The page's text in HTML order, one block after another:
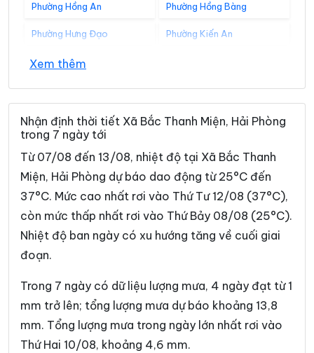
Phường Hồng An Phường Hồng Bàng
Phường Hưng Đạo Phường Kiến An
Phường Kinh Môn
Phường Lê Đại Hành Phường Lê Ích Mộc
Phường Lê Thanh Nghị Phường Lưu Kiếm
Phường Nam Đồ Sơn
Phường Nam Triệu Phường Ngô Quyền
Phường Nguyễn Đại Năng Phường Nguyễn Trãi
Phường Nhị Chiểu Phường Phạm Sư Mạnh
Phường Phù Liễn
Phường Thạch Khôi Phường Thành Đông
Phường Thiên Hương Phường Thuỷ Nguyên
Phường Trần Hưng Đạo Phường Trần Liễu
Xem thêm
Nhận định thời tiết Xã Bắc Thanh Miện, Hải Phòng
trong 7 ngày tới
Từ 07/08 đến 13/08, nhiệt độ tại Xã Bắc Thanh
Miện, Hải Phòng dự báo dao động từ 25°C đến
37°C. Mức cao nhất rơi vào Thứ Tư 12/08 (37°C),
còn mức thấp nhất rơi vào Thứ Bảy 08/08 (25°C).
Nhiệt độ ban ngày có xu hướng tăng về cuối giai
đoạn.
Trong 7 ngày có dữ liệu lượng mưa, 4 ngày đạt từ 1
mm trở lên; tổng lượng mưa dự báo khoảng 13,8
mm. Tổng lượng mưa trong ngày lớn nhất rơi vào
Thứ Hai 10/08, khoảng 4,6 mm.